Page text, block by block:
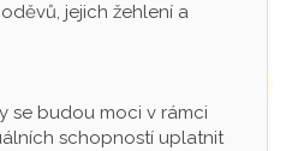
jejich žehlení a
se budou moci v rámci
schopností uplatnit